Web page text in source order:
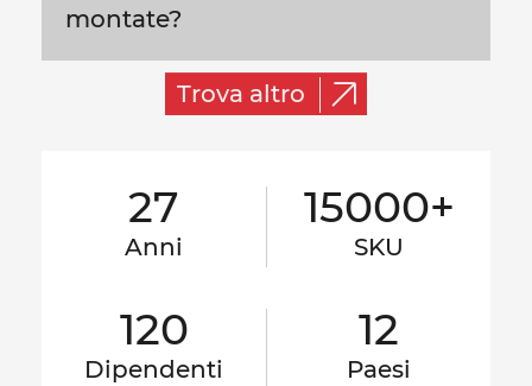
27
Anni
15000+
SKU
120
Dipendenti
12
Paesi
montate?
Trova altro